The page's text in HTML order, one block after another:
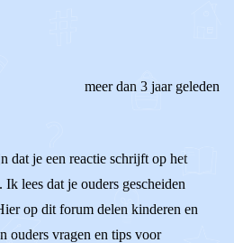
meer dan 3 jaar geleden
dat je een reactie schrijft op het
lees dat je ouders gescheiden
op dit forum delen kinderen en
ouders vragen en tips voor